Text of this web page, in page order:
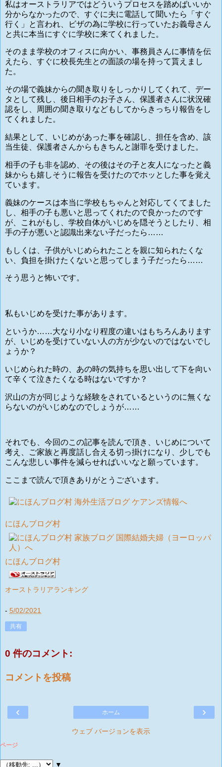
私はオーストラリアではどういうプロセスを踏めばいいか
分からなかったので、すぐに夫に電話して聞いたら「すぐ
行く」と言われ、ビザの為に学校に行っていたお義母さん
と共に本当にすぐに学校に来てくれました。
そのまま学校のオフィスに向かい、事務員さんに事情を伝
えたら、すぐに校長先生との面談の場を持って貰えまし
た。
その場で義妹からの聞き取りをしっかりしてくれて、デー
タとして残し、後日相手のお子さん、保護者さんに状況確
認をし、周囲の聞き取りなどもしてからきっちり報告をし
てくれました。
結果として、いじめがあった事を確認し、担任を含め、該
当生徒、保護者さんからもきちんと謝罪を受けました。
相手の子も非を認め、その後はその子と友人になったと義
妹からも嬉しそうに報告を受けたのでホッとした事を覚え
ています。
義妹のケースは本当に学校もちゃんと対応してくてました
し、相手の子も悪いと思ってくれたので良かったのです
が、これがもし、学校自体がいじめを隠そうとしたり、相
手の子が悪いと認識出来ない子だったら……
もしくは、子供がいじめられたことを親に知られたくな
い、負担を掛けたくないと思ってしまう子だったら……
そう思うと怖いです。
私もいじめを受けた事があります。
というか……大なり小なり程度の違いはもちろんあります
が、 いじめを受けていない人の方が少ないのではないでし
ょうか？
いじめられた時の、あの時の気持ちを思い出して下を向い
て辛くて泣きたくなる時はないですか？
沢山の方が同じような経験をされているというのに無くな
らないのがいじめなのでしょうが……
それでも、今回のこの記事を読んで頂き、いじめについて
考え、ご家族と再度話し合える切っ掛けになり、少しでも
こんな悲しい事件を減らせればいいなと願っています。
ここまで読んで頂きありがとうございます。
にほんブログ村
にほんブログ村
オーストラリアランキング
- 5/02/2021
共有
0 件のコメント:
コメントを投稿
‹ ›
ホーム
ウェブ バージョンを表示
ページ
▼